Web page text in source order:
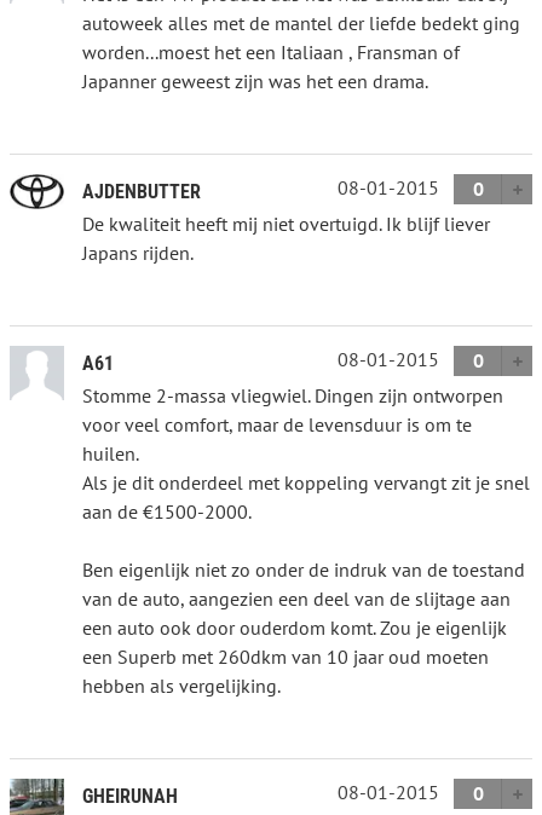
autoweek alles met de mantel der liefde bedekt ging
worden...moest het een Italiaan , Fransman of
Japanner geweest zijn was het een drama.
AJDENBUTTER 08-01-2015
0
De kwaliteit heeft mij niet overtuigd. Ik blijf liever
Japans rijden.
A61 08-01-2015
0
Stomme 2-massa vliegwiel. Dingen zijn ontworpen
voor veel comfort, maar de levensduur is om te
huilen.
Als je dit onderdeel met koppeling vervangt zit je snel
aan de €1500-2000.
Ben eigenlijk niet zo onder de indruk van de toestand
van de auto, aangezien een deel van de slijtage aan
een auto ook door ouderdom komt. Zou je eigenlijk
een Superb met 260dkm van 10 jaar oud moeten
hebben als vergelijking.
GHEIRUNAH 08-01-2015
0